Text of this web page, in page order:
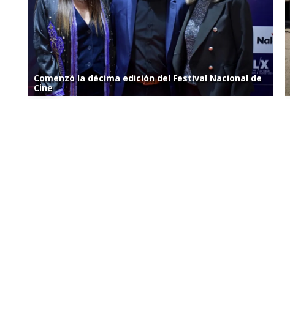
Comenzó la décima edición del Festival Nacional de
Cine